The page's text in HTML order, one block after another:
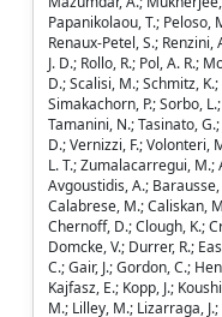
Papanikolaou, T.; Peloso,
Renaux-Petel, S.;
J. D.; Rollo, R.; Pol, A. R.;
D.; Scalisi, M.; Schmitz,
Simakachorn, P.; Sorbo,
Tamanini, N.; Tasinato,
D.; Vernizzi, F.; Volonteri,
L. T.; Zumalacarregui, M.;
Avgoustidis, A.; Barausse,
Calabrese, M.; Caliskan,
Chernoff, D.; Clough, K.;
Domcke, V.; Durrer, R.;
C.; Gair, J.; Gordon, C.;
Kajfasz, E.; Kopp, J.;
M.; Lilley, M.; Lizarraga,